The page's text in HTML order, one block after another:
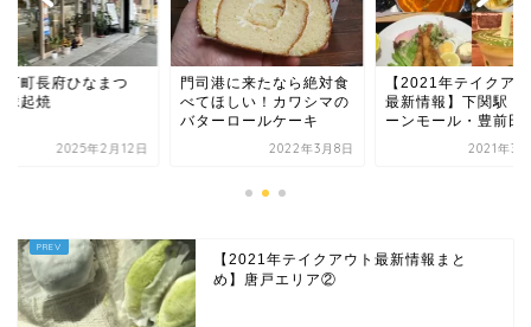
港に来たなら絶対食
ほしい！カワシマの
2022年3月8日
【2021年テイクアウト
最新情報】下関駅・グリ
ーンモール・豊前田エ...
2021年3月27日
【城下町長府ひなま
り】縁起焼
2025年2
【2021年テイクアウト最新情報まと
め】唐戸エリア②